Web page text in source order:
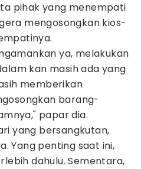
pihak yang menempati
mengosongkan kios-
ya, melakukan
kan masih ada yang
memberikan
barang-
papar dia.
yang bersangkutan,
Yang penting saat ini,
dahulu. Sementara,